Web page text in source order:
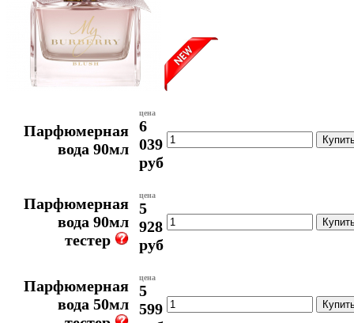
Парфюмерная
вода 90мл
цена
6
039
руб
Парфюмерная
вода 90мл
тестер
цена
5
928
руб
Парфюмерная
вода 50мл
цена
5
599